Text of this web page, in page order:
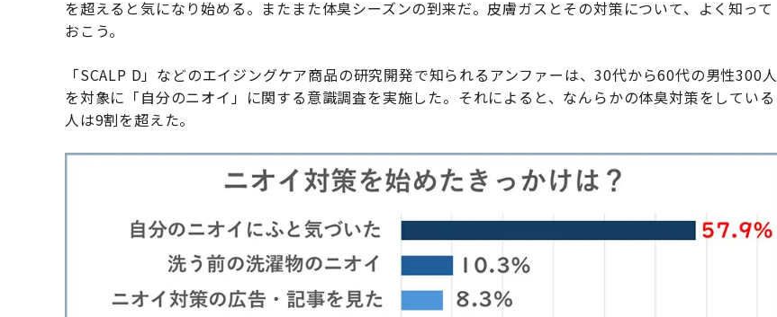
を超えると気になり始める。またまた体臭シーズンの到来だ。皮膚ガスとその対策について、よく知って
おこう。
「SCALP D」などのエイジングケア商品の研究開発で知られるアンファーは、30代から60代の男性300人
を対象に「自分のニオイ」に関する意識調査を実施した。それによると、なんらかの体臭対策をしている
人は9割を超えた。